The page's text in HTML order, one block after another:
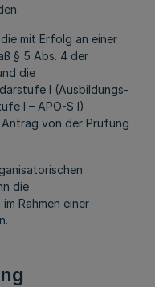
mit Erfolg an einer
§ 5 Abs. 4 der
die
I (Ausbildungs-
I – APO-S I)
von der Prüfung
die
Rahmen einer